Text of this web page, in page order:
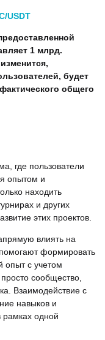
USDT
1 млрд.
будет
общего
где пользователи
опытом и
находить
и других
этих проектов.
влиять на
формировать
опыт с учетом
сообщество,
Взаимодействие с
навыков и
рамках одной